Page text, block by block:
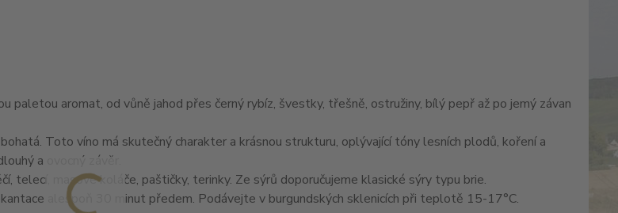
paletou aromat, od vůně jahod přes černý rybíz, švestky, třešně, ostružiny, bílý pepř až po jemý závan
Toto víno má skutečný charakter a krásnou strukturu, oplývající tóny lesních plodů, koření a
a ovocný závěr.
telecí, masové koláče, paštičky, terinky. Ze sýrů doporučujeme klasické sýry typu brie.
alespoň 30 minut předem. Podávejte v burgundských sklenicích při teplotě 15-17°C.